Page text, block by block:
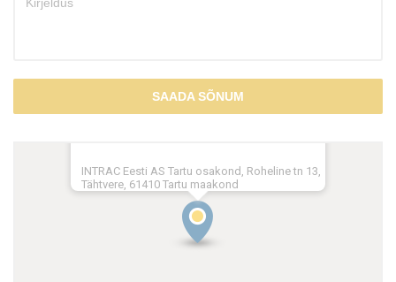
SAADA SÕNUM
INTRAC Eesti AS Tartu osakond, Roheline tn 13,
Tähtvere, 61410 Tartu maakond